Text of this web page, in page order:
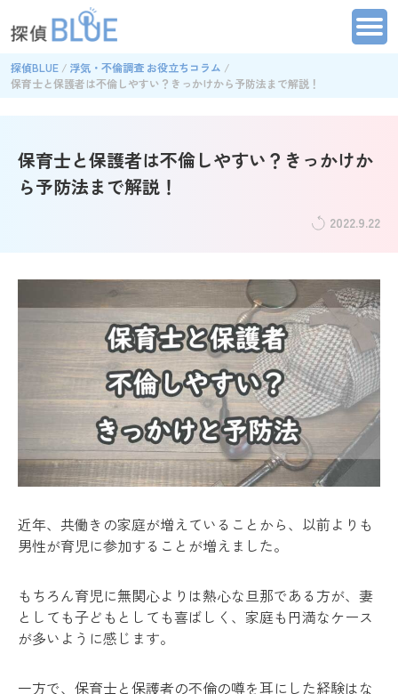
探偵BLUE
浮気・不倫調査 お役立ちコラム
保育士と保護者は不倫しやすい？きっかけから予防法まで解説！
保育士と保護者は不倫しやすい？きっかけか
ら予防法まで解説！
2022.9.22
近年、共働きの家庭が増えていることから、以前よりも
男性が育児に参加することが増えました。
もちろん育児に無関心よりは熱心な旦那である方が、妻
としても子どもとしても喜ばしく、家庭も円満なケース
が多いように感じます。
一方で、保育士と保護者の不倫の噂を耳にした経験はな